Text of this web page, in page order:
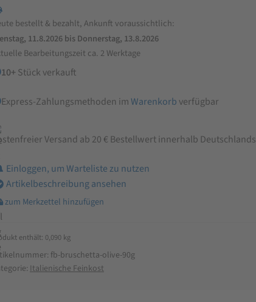
bestellt & bezahlt, Ankunft voraussichtlich:
11.8.2026 bis Donnerstag, 13.8.2026
Bearbeitungszeit ca. 2 Werktage
10+Stück verkauft
Express-Zahlungsmethoden imWarenkorb verfügbar
Versand ab 20 € Bestellwert innerhalb Deutschlands
Einloggen, um Warteliste zu nutzen
Artikelbeschreibung ansehen
enthält: 0,090 kg
fb-bruschetta-olive-90g
Italienische Feinkost